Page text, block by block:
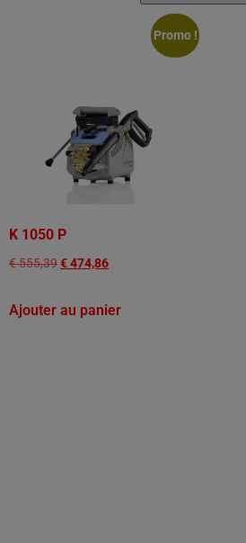
Promo !
K 1050 P
€555,39€474,86
Ajouter au panier